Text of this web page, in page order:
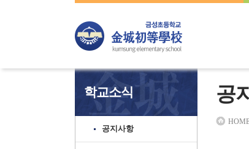
하위분류 하위분류 하위분류
학교소식
공지사항
공